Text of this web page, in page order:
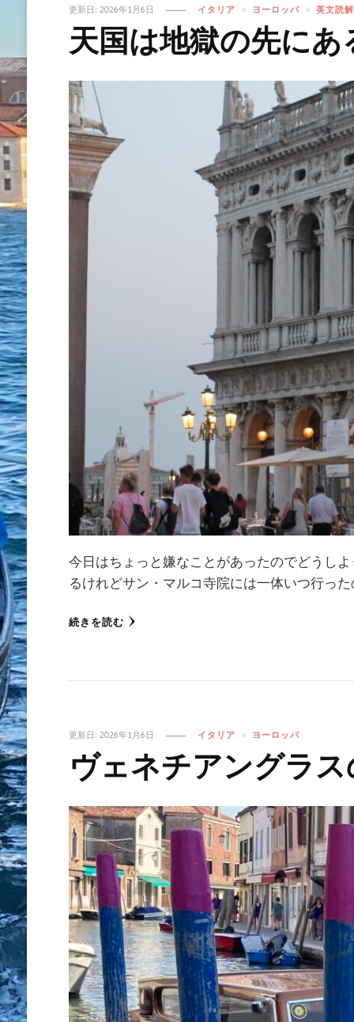
更新日: 2026年1月6日 イタリア ヨーロッパ 英文読解
天国は地獄の先にあ
今日はちょっと嫌なことがあったのでどうし
るけれどサン・マルコ寺院には一体いつ行っ
続きを読む
更新日: 2026年1月6日 イタリア ヨーロッパ
ヴェネチアングラ